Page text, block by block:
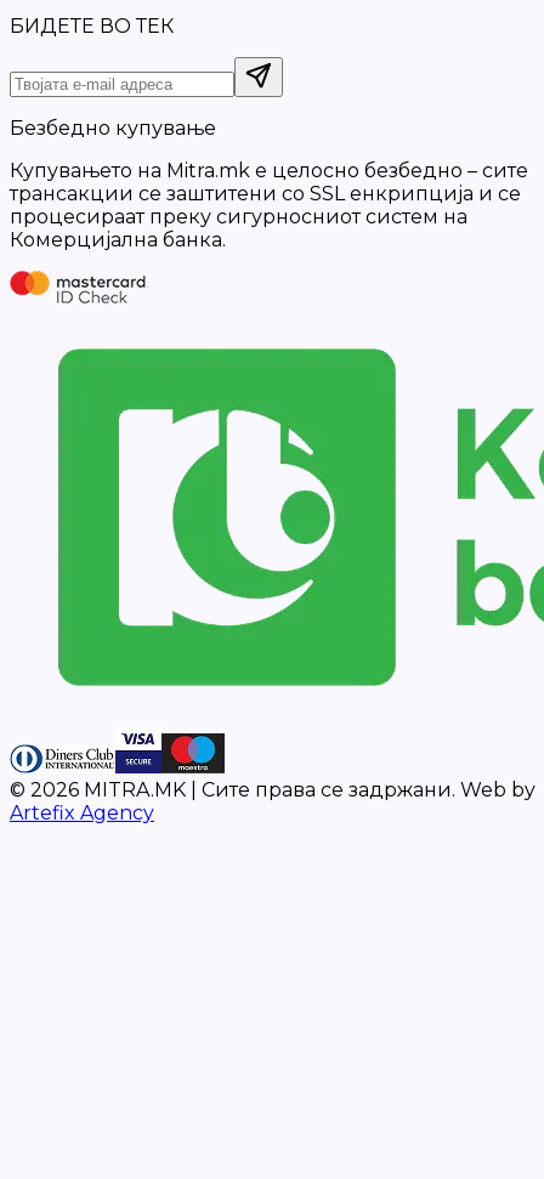
БИДЕТЕ ВО ТЕК
Безбедно купување
Купувањето на Mitra.mk е целосно безбедно – сите
трансакции се заштитени со SSL енкрипција и се
процесираат преку сигурносниот систем на
Комерцијална банка.
© 2026 MITRA.MK | Сите права се задржани. Web by
Artefix Agency